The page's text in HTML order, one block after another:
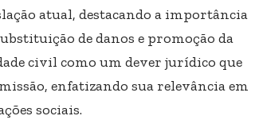
atual, destacando a importância
de danos e promoção da
civil como um dever jurídico que
enfatizando sua relevância em
sociais.